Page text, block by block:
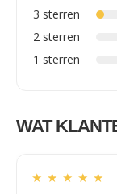
3 sterren
2 sterren
1 sterren
WAT
★ ★ ★ ★ ★